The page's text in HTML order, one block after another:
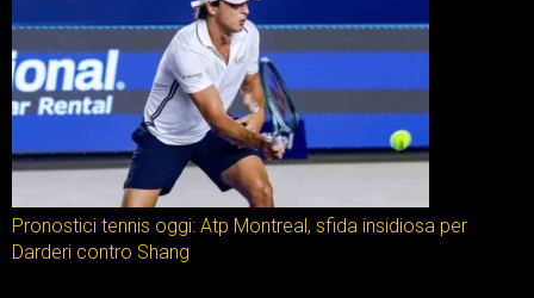
Pronostici tennis oggi: Atp Montreal, sfida insidiosa per
Darderi contro Shang